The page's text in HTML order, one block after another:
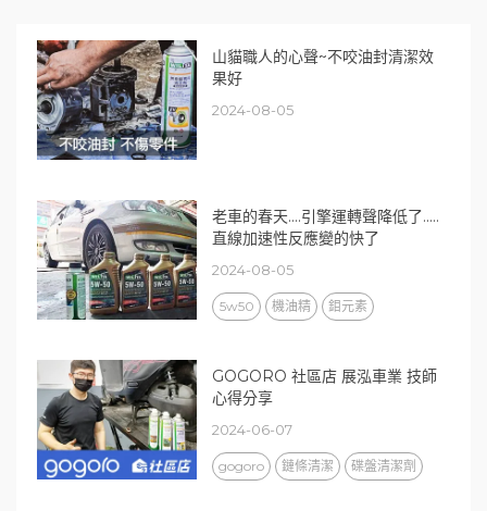
山貓職人的心聲~不咬油封清潔效
果好
2024-08-05
老車的春天....引擎運轉聲降低了.....
直線加速性反應變的快了
2024-08-05
5w50 機油精 鉬元素
GOGORO 社區店 展泓車業 技師
心得分享
2024-06-07
gogoro 鏈條清潔 碟盤清潔劑